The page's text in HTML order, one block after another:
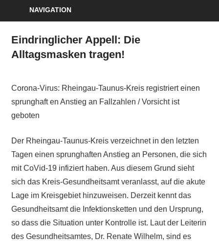
NAVIGATION
Eindringlicher Appell: Die
Alltagsmasken tragen!
Corona-Virus: Rheingau-Taunus-Kreis registriert einen
sprunghaft en Anstieg an Fallzahlen / Vorsicht ist
geboten
Der Rheingau-Taunus-Kreis verzeichnet in den letzten
Tagen einen sprunghaften Anstieg an Personen, die sich
mit CoVid-19 infiziert haben. Aus diesem Grund sieht
sich das Kreis-Gesundheitsamt veranlasst, auf die akute
Lage im Kreisgebiet hinzuweisen. Derzeit kennt das
Gesundheitsamt die Infektionsketten und den Ursprung,
so dass die Situation unter Kontrolle ist. Laut der Leiterin
des Gesundheitsamtes, Dr. Renate Wilhelm, sind es